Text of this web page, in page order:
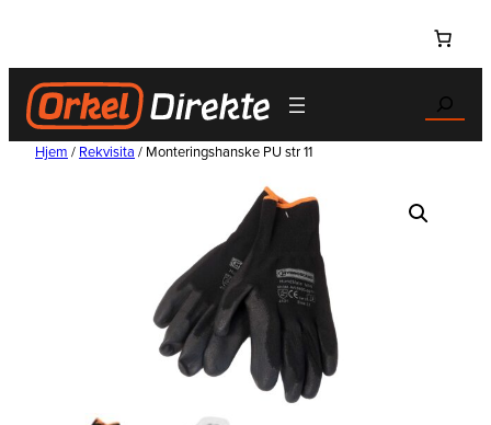
innhold
Search
Hjem / Rekvisita / Monteringshanske PU str 11